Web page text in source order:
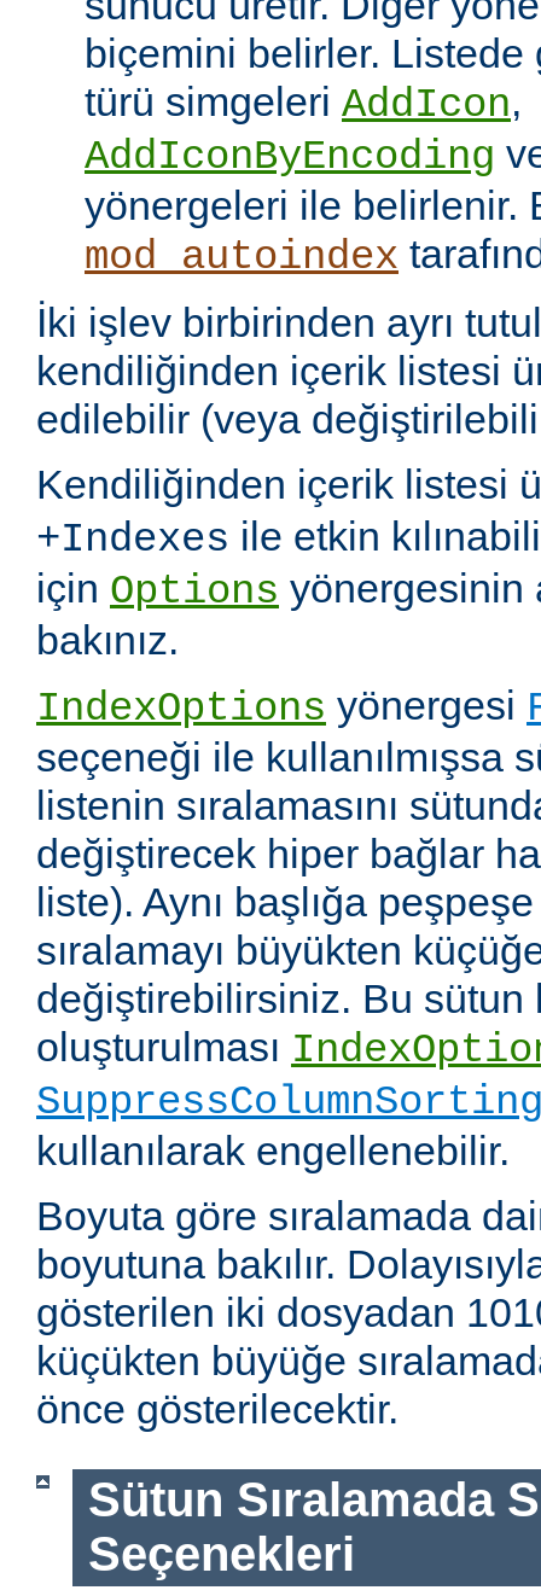
biçemini belirler.
türü simgeleri AddIcon,
AddIconByEncoding
yönergeleri ile belirlenir.
mod_autoindex
İki işlev birbirinden ayrı
kendiliğinden içerik listesi
edilebilir (veya
Kendiliğinden içerik listesi
+Indexes ile etkin
için Options yönergesinin
bakınız.
IndexOptions yönergesi
seçeneği ile kullanılmışsa
listenin sıralamasını
değiştirecek hiper bağlar
liste). Aynı başlığa
sıralamayı büyükten
değiştirebilirsiniz. Bu sütun
oluşturulması
kullanılarak engellenebilir.
Boyuta göre sıralamada
boyutuna bakılır.
gösterilen iki dosyadan
küçükten büyüğe
önce gösterilecektir.
Sütun Sıralamada
Seçenekleri